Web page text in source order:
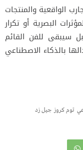
الواقعية والمنتجات
البصرية أو تكرار
سيبقى للفن القائم
بالذكاء الاصطناعي
توم كروز جيل زد